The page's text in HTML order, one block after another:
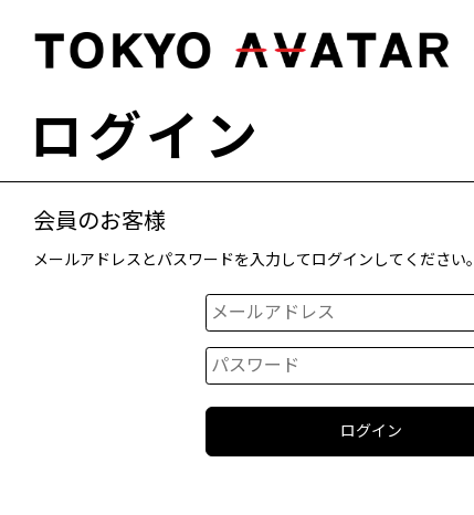
ログイン
会員のお客様
メールアドレスとパスワードを入力してログインしてください。